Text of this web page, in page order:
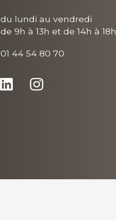
du lundi au vendredi
de 9h à 13h et de 14h à 18h
01 44 54 80 70